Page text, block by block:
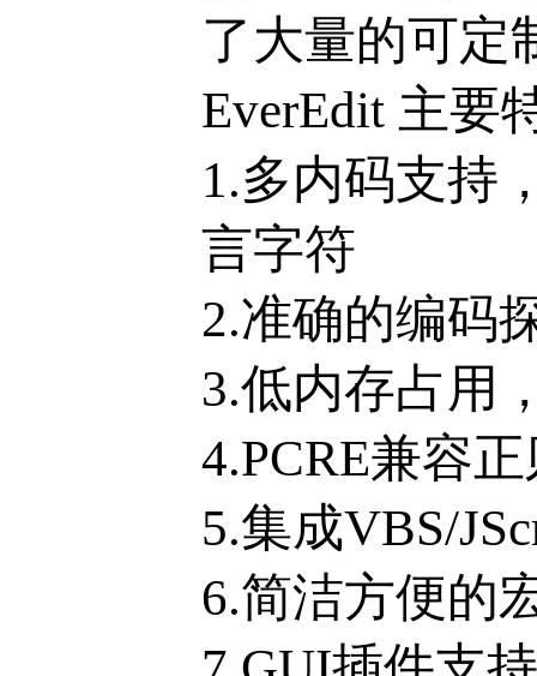
了大量的可定
EverEdit 主要
1.多内码支持
言字符
2.准确的编码
3.低内存占用
4.PCRE兼容
5.集成VBS/
6.简洁方便的